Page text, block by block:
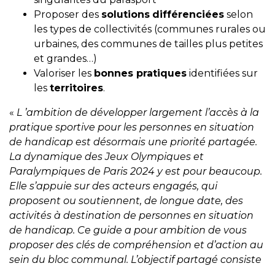
Proposer des solutions différenciées selon
les types de collectivités (communes rurales ou
urbaines, des communes de tailles plus petites
et grandes…)
Valoriser les bonnes pratiques identifiées sur
les territoires.
« L ’ambition de développer largement l’accès à la
pratique sportive pour les personnes en situation
de handicap est désormais une priorité partagée.
La dynamique des Jeux Olympiques et
Paralympiques de Paris 2024 y est pour beaucoup.
Elle s’appuie sur des acteurs engagés, qui
proposent ou soutiennent, de longue date, des
activités à destination de personnes en situation
de handicap. Ce guide a pour ambition de vous
proposer des clés de compréhension et d’action au
sein du bloc communal. L’objectif partagé consiste